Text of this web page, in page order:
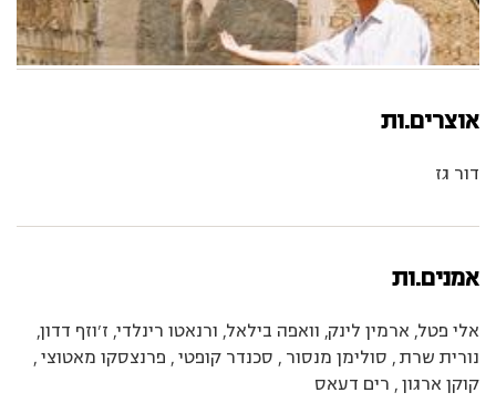
אוצרים.ות
דור גז
אמנים.ות
אלי פטל, ארמין לינק, וואפה בילאל, ורנאטו רינלדי, ז’וזף דדון,
נורית שרת , סולימן מנסור , סכנדר קופטי , פרנצסקו מאטוצי ,
קוקן ארגון , רים דעאס